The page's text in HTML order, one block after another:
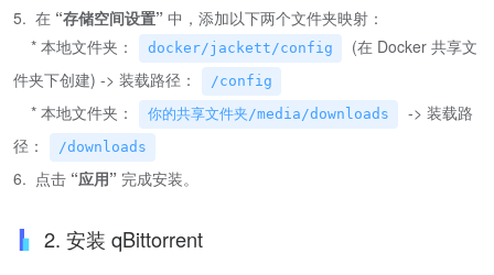
5. 在 “存储空间设置” 中，添加以下两个文件夹映射：
* 本地文件夹：
docker/jackett/config
(在 Docker 共享文
件夹下创建) -> 装载路径：
/config
* 本地文件夹： 你的共享文件夹/media/downloads
-> 装载路
径：
/downloads
6. 点击 “应用” 完成安装。
2. 安装 qBittorrent